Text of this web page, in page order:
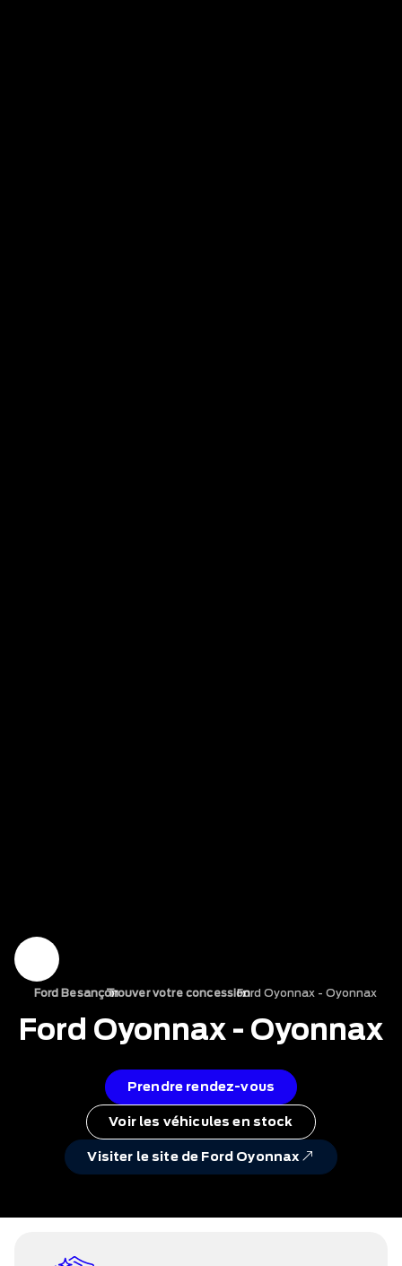
Ford Besançon
›
Trouver votre concession
›
Ford Oyonnax - Oyonnax
Ford Oyonnax - Oyonnax
Prendre rendez-vous
Voir les véhicules en stock
Visiter le site de Ford Oyonnax